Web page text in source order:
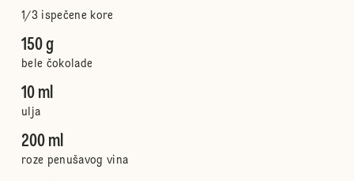
1/3 ispečene kore
150 g
bele čokolade
10 ml
ulja
200 ml
roze penušavog vina